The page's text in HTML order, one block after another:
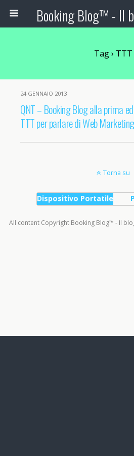
Tag › TTT
24 GENNAIO 2013
QNT – Booking Blog alla prima
TTT per parlare di Web
Torna su
Dispositivo Portatile
All content Copyright Booking Blog™ - Il